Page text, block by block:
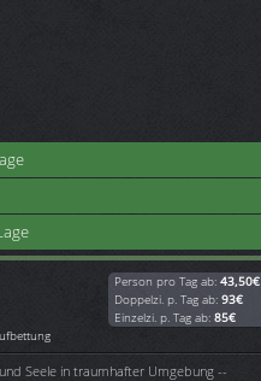
Person pro Tag ab: 43,50€
Doppelzi. p. Tag ab: 93€
Einzelzi. p. Tag ab: 85€
Seele in traumhafter Umgebung --